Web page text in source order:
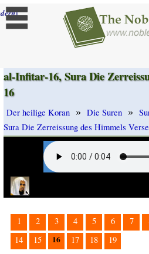
]
al-Infitar-16, Sura Die
16
Der heilige Koran » Die Suren »
Sura Die Zerreissung des Himmels
1 2 3 4 5 6 7
14
15 16 17 18 19